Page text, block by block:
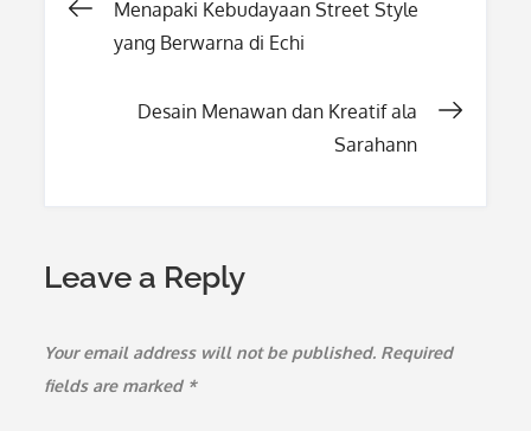
Menapaki Kebudayaan Street Style
yang Berwarna di Echi
Desain Menawan dan Kreatif ala
Sarahann
Leave a Reply
Your email address will not be published. Required
fields are marked *